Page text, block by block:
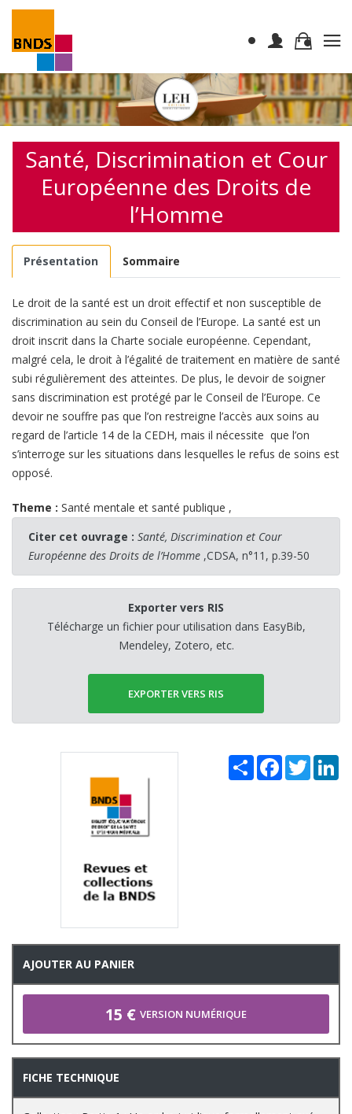
Santé, Discrimination et Cour
Européenne des Droits de
l’Homme
Présentation Sommaire
Le droit de la santé est un droit effectif et non susceptible de
discrimination au sein du Conseil de l’Europe. La santé est un
droit inscrit dans la Charte sociale européenne. Cependant,
malgré cela, le droit à l’égalité de traitement en matière de santé
subi régulièrement des atteintes. De plus, le devoir de soigner
sans discrimination est protégé par le Conseil de l’Europe. Ce
devoir ne souffre pas que l’on restreigne l’accès aux soins au
regard de l’article 14 de la CEDH, mais il nécessite que l’on
s’interroge sur les situations dans lesquelles le refus de soins est
opposé.
Theme : Santé mentale et santé publique ,
Citer cet ouvrage : Santé, Discrimination et Cour
Européenne des Droits de l’Homme ,CDSA, n°11, p.39-50
Exporter vers RIS
Télécharge un fichier pour utilisation dans EasyBib,
Mendeley, Zotero, etc.
EXPORTER VERS RIS
Share Facebook
Twitter
AJOUTER AU PANIER
15 € VERSION NUMÉRIQUE
FICHE TECHNIQUE